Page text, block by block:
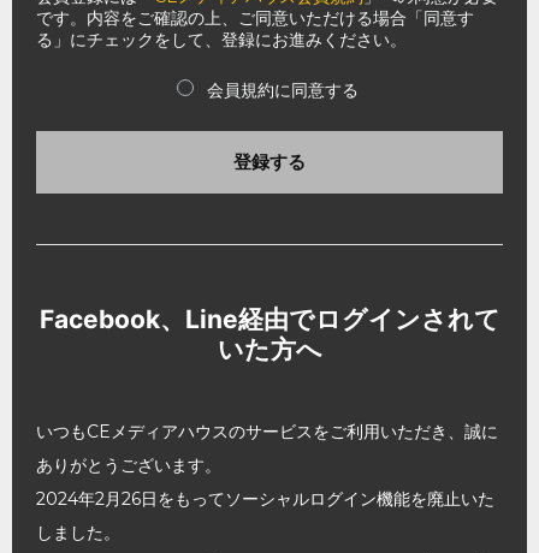
です。内容をご確認の上、ご同意いただける場合「同意す
る」にチェックをして、登録にお進みください。
会員規約に同意する
登録する
Facebook、Line経由でログインされて
いた方へ
いつもCEメディアハウスのサービスをご利用いただき、誠に
ありがとうございます。
2024年2月26日をもってソーシャルログイン機能を廃止いた
しました。